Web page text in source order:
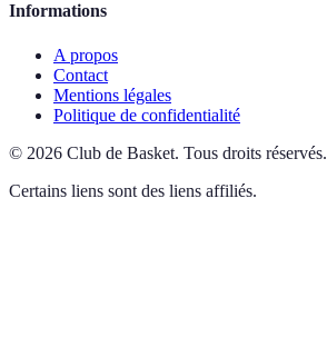
Informations
A propos
Contact
Mentions légales
Politique de confidentialité
© 2026 Club de Basket. Tous droits réservés.
Certains liens sont des liens affiliés.